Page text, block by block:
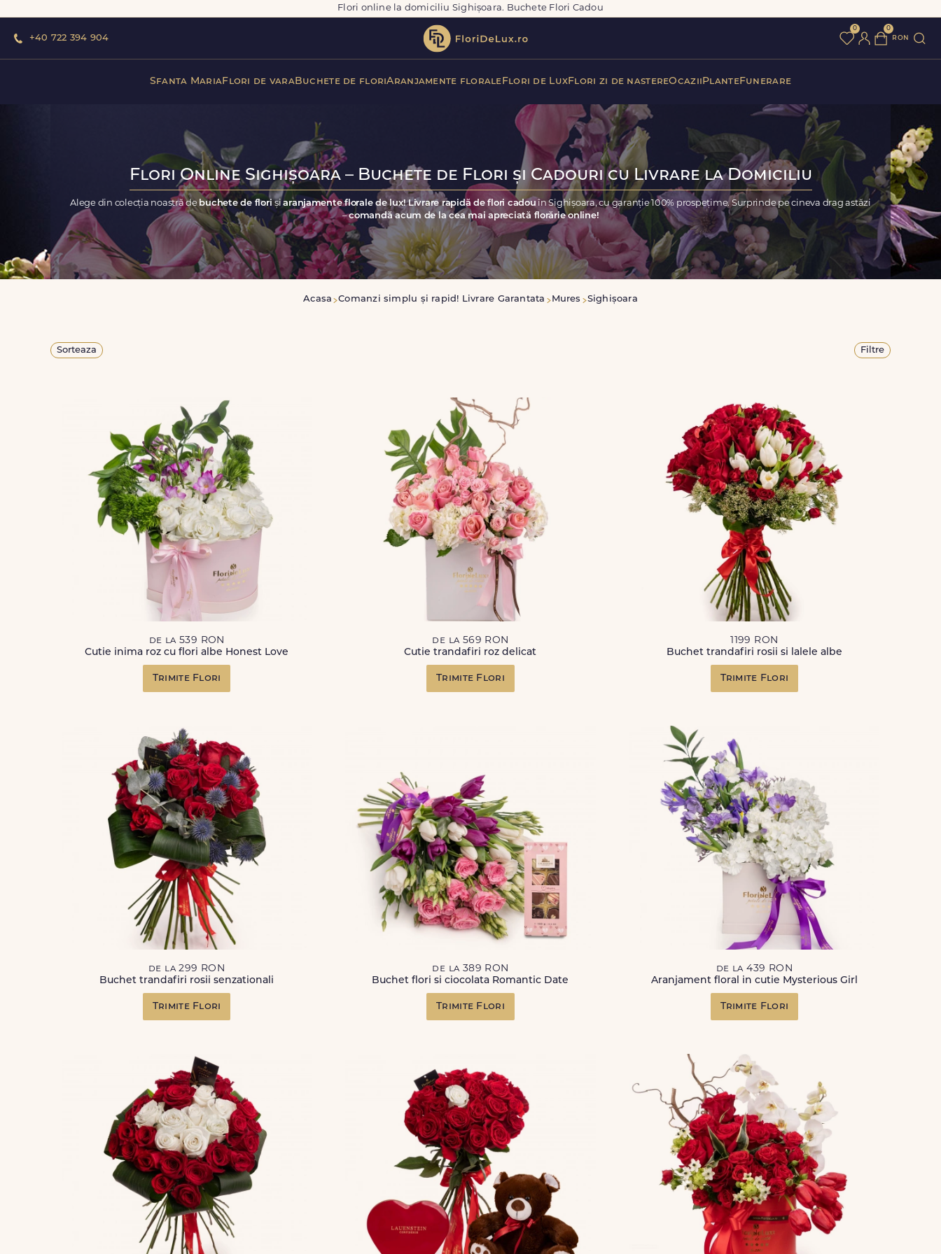
Flori online la domiciliu Sighișoara. Buchete Flori Cadou
+40 722 394 904
0 0
ron
Sfanta MariaFlori de varaBuchete de floriAranjamente florale Flori de LuxFlori zi de nastereOcazii PlanteFunerare
Flori Online Sighișoara – Buchete de Flori și Cadouri cu Livrare la Domiciliu
Alege din colecția noastră de buchete de florișiaranjamente florale de lux! Livrare rapidă de flori cadou în Sighișoara, cu garanție 100% prospețime. Surprinde pe cineva drag astăzi
–comandă acum de la cea mai apreciată florărie online!
Acasa Comanzi simplu și rapid! Livrare Garantata Mures Sighișoara
Sorteaza Filtre
de la 539 RON
Cutie inima roz cu flori albe Honest Love
Trimite Flori
de la 569 RON
Cutie trandafiri roz delicat
Trimite Flori
1199 RON
Buchet trandafiri rosii si lalele albe
Trimite Flori
de la 299 RON
Buchet trandafiri rosii senzationali
Trimite Flori
de la 389 RON
Buchet flori si ciocolata Romantic Date
Trimite Flori
de la 439 RON
Aranjament floral in cutie Mysterious Girl
Trimite Flori